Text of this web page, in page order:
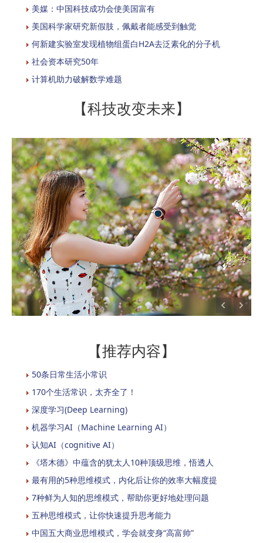
美媒：中国科技成功会使美国富有
美国科学家研究新假肢，佩戴者能感受到触觉
何新建实验室发现植物组蛋白H2A去泛素化的分子机
社会资本研究50年
计算机助力破解数学难题
【科技改变未来】
【推荐内容】
50条日常生活小常识
170个生活常识，太齐全了！
深度学习(Deep Learning)
机器学习AI（Machine Learning AI）
认知AI（cognitive AI）
《塔木德》中蕴含的犹太人10种顶级思维，悟透人
最有用的5种思维模式，内化后让你的效率大幅度提
7种鲜为人知的思维模式，帮助你更好地处理问题
五种思维模式，让你快速提升思考能力
中国五大商业思维模式，学会就变身“高富帅”